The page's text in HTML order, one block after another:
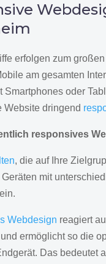
erfolgen zum
am gesamten
Smartphones oder
Website dringend
responsives
, die auf Ihre
mit
Webdesign reagiert
ermöglicht so die
Das bedeutet